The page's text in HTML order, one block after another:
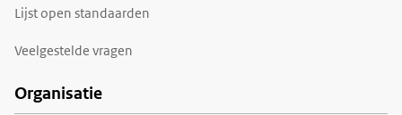
Lijst open standaarden
Veelgestelde vragen
Organisatie